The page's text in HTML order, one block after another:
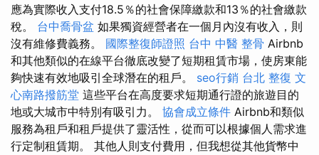
應為實際收入支付18.5％的社會保障繳款和13％的社會繳款
稅。 台中喬骨盆 如果獨資經營者在一個月內沒有收入，則
沒有維修費義務。 國際整復師證照 台中 中醫 整骨 Airbnb
和其他類似的在線平台徹底改變了短期租賃市場，使房東能
夠快速有效地吸引全球潛在的租戶。 seo行銷 台北 整復 文
心南路撥筋堂 這些平台在高度要求短期通行證的旅遊目的
地或大城市中特別有吸引力。 協會成立條件 Airbnb和類似
服務為租戶和租戶提供了靈活性，從而可以根據個人需求進
行定制租賃期。 其他人則支付費用，但我想從其他貨幣中